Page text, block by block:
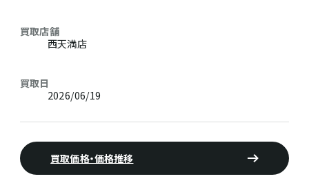
買取店舗
西天満店
買取日
2026/06/19
買取価格・価格推移